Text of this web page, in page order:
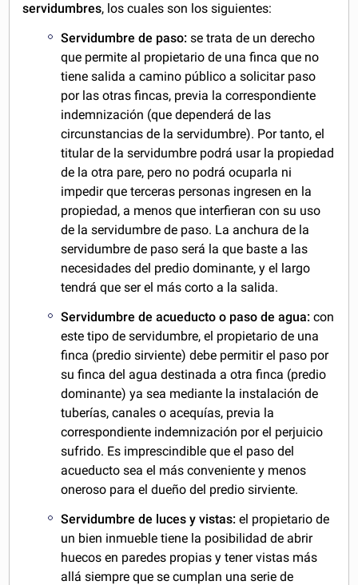
servidumbres, los cuales son los siguientes:
Servidumbre de paso: se trata de un derecho
que permite al propietario de una finca que no
tiene salida a camino público a solicitar paso
por las otras fincas, previa la correspondiente
indemnización (que dependerá de las
circunstancias de la servidumbre). Por tanto, el
titular de la servidumbre podrá usar la propiedad
de la otra pare, pero no podrá ocuparla ni
impedir que terceras personas ingresen en la
propiedad, a menos que interfieran con su uso
de la servidumbre de paso. La anchura de la
servidumbre de paso será la que baste a las
necesidades del predio dominante, y el largo
tendrá que ser el más corto a la salida.
Servidumbre de acueducto o paso de agua: con
este tipo de servidumbre, el propietario de una
finca (predio sirviente) debe permitir el paso por
su finca del agua destinada a otra finca (predio
dominante) ya sea mediante la instalación de
tuberías, canales o acequías, previa la
correspondiente indemnización por el perjuicio
sufrido. Es imprescindible que el paso del
acueducto sea el más conveniente y menos
oneroso para el dueño del predio sirviente.
Servidumbre de luces y vistas:el propietario de
un bien inmueble tiene la posibilidad de abrir
huecos en paredes propias y tener vistas más
allá siempre que se cumplan una serie de